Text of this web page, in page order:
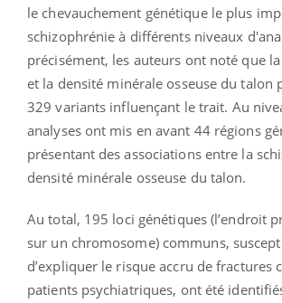
le chevauchement génétique le plus
schizophrénie à différents niveaux
précisément, les auteurs ont noté que
et la densité minérale osseuse du talon
329 variants influençant le trait. Au
analyses ont mis en avant 44 régions
présentant des associations entre la
densité minérale osseuse du talon.
Au total, 195 loci génétiques (l’endroit
sur un chromosome) communs,
d’expliquer le risque accru de fractures
patients psychiatriques, ont été